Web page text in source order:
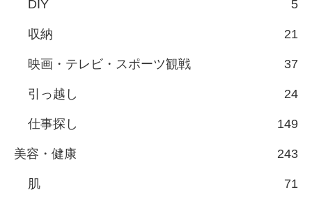
DIY 5
収納 21
映画・テレビ・スポーツ観戦 37
引っ越し 24
仕事探し 149
美容・健康 243
肌 71